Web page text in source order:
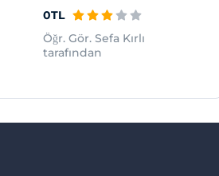
0TL
Öğr. Gör. Sefa Kırlı
tarafından